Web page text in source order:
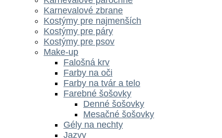
Karnevalové zbrane
Kostýmy pre najmenších
Kostýmy pre páry
Kostýmy pre psov
Make-up
Falošná krv
Farby na oči
Farby na tvár a telo
Farebné šošovky
Denné šošovky
Mesačné šošovky
Gély na nechty
Jazvy